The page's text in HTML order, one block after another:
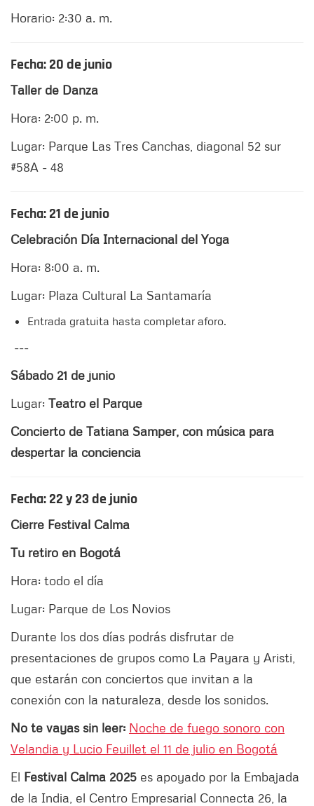
Horario: 2:30 a. m.
Fecha: 20 de junio
Taller de Danza
Hora: 2:00 p. m.
Lugar: Parque Las Tres Canchas, diagonal 52 sur
#58A - 48
Fecha: 21 de junio
Celebración Día Internacional del Yoga
Hora: 8:00 a. m.
Lugar: Plaza Cultural La Santamaría
Entrada gratuita hasta completar aforo.
---
Sábado 21 de junio
Lugar: Teatro el Parque
Concierto de Tatiana Samper, con música para
despertar la conciencia
Fecha: 22 y 23 de junio
Cierre Festival Calma
Tu retiro en Bogotá
Hora: todo el día
Lugar: Parque de Los Novios
Durante los dos días podrás disfrutar de
presentaciones de grupos como La Payara y Aristi,
que estarán con conciertos que invitan a la
conexión con la naturaleza, desde los sonidos.
No te vayas sin leer: Noche de fuego sonoro con
Velandia y Lucio Feuillet el 11 de julio en Bogotá
El Festival Calma 2025 es apoyado por la Embajada
de la India, el Centro Empresarial Connecta 26, la